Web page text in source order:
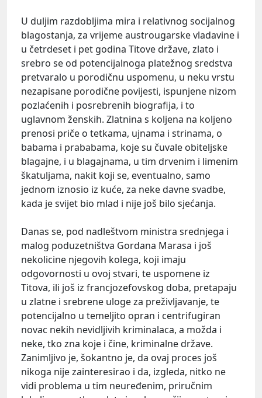
U duljim razdobljima mira i relativnog socijalnog
blagostanja, za vrijeme austrougarske vladavine i
u četrdeset i pet godina Titove države, zlato i
srebro se od potencijalnoga platežnog sredstva
pretvaralo u porodičnu uspomenu, u neku vrstu
nezapisane porodične povijesti, ispunjene nizom
pozlaćenih i posrebrenih biografija, i to
uglavnom ženskih. Zlatnina s koljena na koljeno
prenosi priče o tetkama, ujnama i strinama, o
babama i prababama, koje su čuvale obiteljske
blagajne, i u blagajnama, u tim drvenim i limenim
škatuljama, nakit koji se, eventualno, samo
jednom iznosio iz kuće, za neke davne svadbe,
kada je svijet bio mlad i nije još bilo sjećanja.
Danas se, pod nadleštvom ministra srednjega i
malog poduzetništva Gordana Marasa i još
nekolicine njegovih kolega, koji imaju
odgovornosti u ovoj stvari, te uspomene iz
Titova, ili još iz francjozefovskog doba, pretapaju
u zlatne i srebrene uloge za preživljavanje, te
potencijalno u temeljito opran i centrifugiran
novac nekih nevidljivih kriminalaca, a možda i
neke, tko zna koje i čine, kriminalne države.
Zanimljivo je, šokantno je, da ovaj proces još
nikoga nije zainteresirao i da, izgleda, nitko ne
vidi problema u tim neuređenim, priručnim